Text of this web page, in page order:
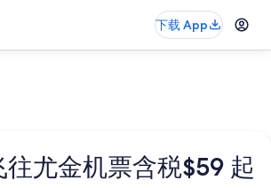
下载 App
尤金机票含税$59 起